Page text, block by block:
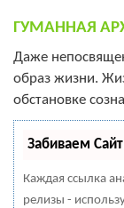
ГУМАННАЯ
Даже
образ жизни.
обстановке
Забиваем
Каждая ссылка
релизы -